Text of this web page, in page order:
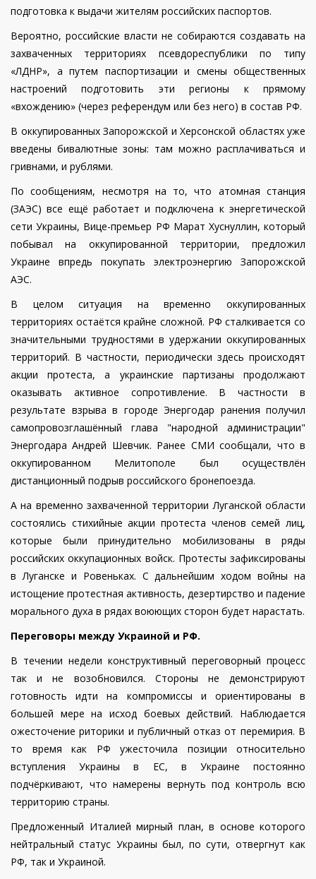
подготовка к выдачи жителям российских паспортов.
Вероятно, российские власти не собираются создавать на
захваченных территориях псевдореспублики по типу
«ЛДНР», а путем паспортизации и смены общественных
настроений подготовить эти регионы к прямому
«вхождению» (через референдум или без него) в состав РФ.
В оккупированных Запорожской и Херсонской областях уже
введены бивалютные зоны: там можно расплачиваться и
гривнами, и рублями.
По сообщениям, несмотря на то, что атомная станция
(ЗАЭС) все ещё работает и подключена к энергетической
сети Украины, Вице-премьер РФ Марат Хуснуллин, который
побывал на оккупированной территории, предложил
Украине впредь покупать электроэнергию Запорожской
АЭС.
В целом ситуация на временно оккупированных
территориях остаётся крайне сложной. РФ сталкивается со
значительными трудностями в удержании оккупированных
территорий. В частности, периодически здесь происходят
акции протеста, а украинские партизаны продолжают
оказывать активное сопротивление. В частности в
результате взрыва в городе Энергодар ранения получил
самопровозглашённый глава "народной администрации"
Энергодара Андрей Шевчик. Ранее СМИ сообщали, что в
оккупированном Мелитополе был осуществлён
дистанционный подрыв российского бронепоезда.
А на временно захваченной территории Луганской области
состоялись стихийные акции протеста членов семей лиц,
которые были принудительно мобилизованы в ряды
российских оккупационных войск. Протесты зафиксированы
в Луганске и Ровеньках. С дальнейшим ходом войны на
истощение протестная активность, дезертирство и падение
морального духа в рядах воюющих сторон будет нарастать.
Переговоры между Украиной и РФ.
В течении недели конструктивный переговорный процесс
так и не возобновился. Стороны не демонстрируют
готовность идти на компромиссы и ориентированы в
большей мере на исход боевых действий. Наблюдается
ожесточение риторики и публичный отказ от перемирия. В
то время как РФ ужесточила позиции относительно
вступления Украины в ЕС, в Украине постоянно
подчёркивают, что намерены вернуть под контроль всю
территорию страны.
Предложенный Италией мирный план, в основе которого
нейтральный статус Украины был, по сути, отвергнут как
РФ, так и Украиной.